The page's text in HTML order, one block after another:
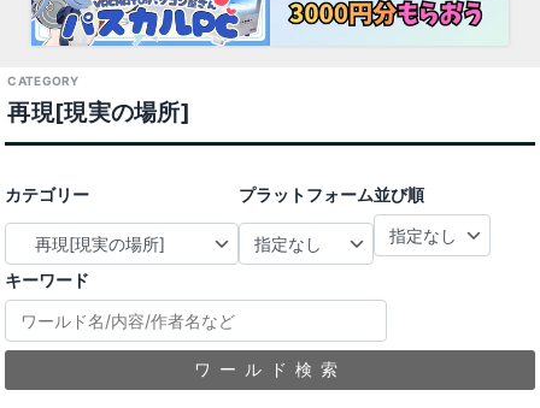
再現[現実の場所]
カテゴリー プラットフォーム並び順
キーワード
ワールド検索